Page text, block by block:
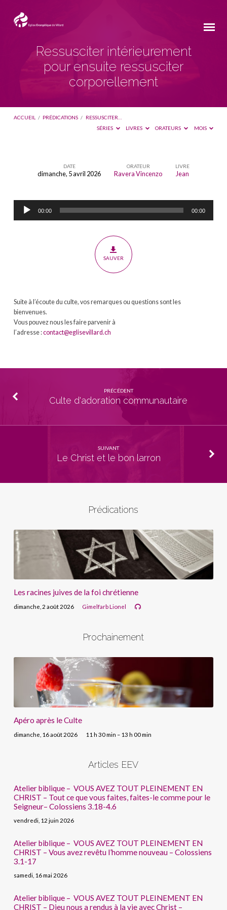
Ressusciter intérieurement
pour ensuite ressusciter
corporellement
ACCUEIL / PRÉDICATIONS / RESSUSCITER…
SÉRIES
LIVRES ORATEURS MOIS
Ressusciter
pour
ensuite
DATE
dimanche, 5 avril 2026
ORATEUR
Ravera Vincenzo
LIVRE
Jean
Lecteur
audio
00:00 00:00
SAUVER
Suite à l’écoute du culte, vos remarques ou questions sont les
bienvenues.
Vous pouvez nous les faire parvenir à
l’adresse :contact@eglisevillard.ch
PRÉCÉDENT
Culte d'adoration communautaire
SUIVANT
Le Christ et le bon larron
Prédications
Les racines juives de la foi chrétienne
dimanche, 2 août 2026 Gimelfarb Lionel
Prochainement
Apéro après le Culte
dimanche, 16 août 2026 11 h 30 min – 13 h 00 min
Articles EEV
Atelier biblique – VOUS AVEZ TOUT PLEINEMENT EN
CHRIST – Tout ce que vous faites, faites-le comme pour le
Seigneur– Colossiens 3.18-4.6
vendredi, 12 juin 2026
Atelier biblique – VOUS AVEZ TOUT PLEINEMENT EN
CHRIST – Vous avez revêtu l’homme nouveau – Colossiens
3.1-17
samedi, 16 mai 2026
Atelier biblique – VOUS AVEZ TOUT PLEINEMENT EN
CHRIST – Dieu nous a rendus à la vie avec Christ –